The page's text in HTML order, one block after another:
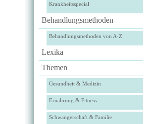
Krankheitsspecial
Behandlungsmethoden
Behandlungsmethoden von A-Z
Lexika
Themen
Gesundheit & Medizin
Ernährung & Fitness
Schwangerschaft & Familie